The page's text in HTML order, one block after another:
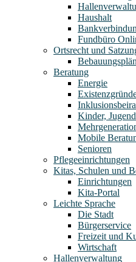
Haushalt
Fundbüro
Ortsrecht und
Beratung
Energie
Kinder,
Mobile
Senioren
Pflegeeinrichtungen
Kitas, Schulen und
Einrichtungen
Kita-Portal
Leichte Sprache
Die Stadt
Bürgerservice
Freizeit und
Wirtschaft
Hallenverwaltung